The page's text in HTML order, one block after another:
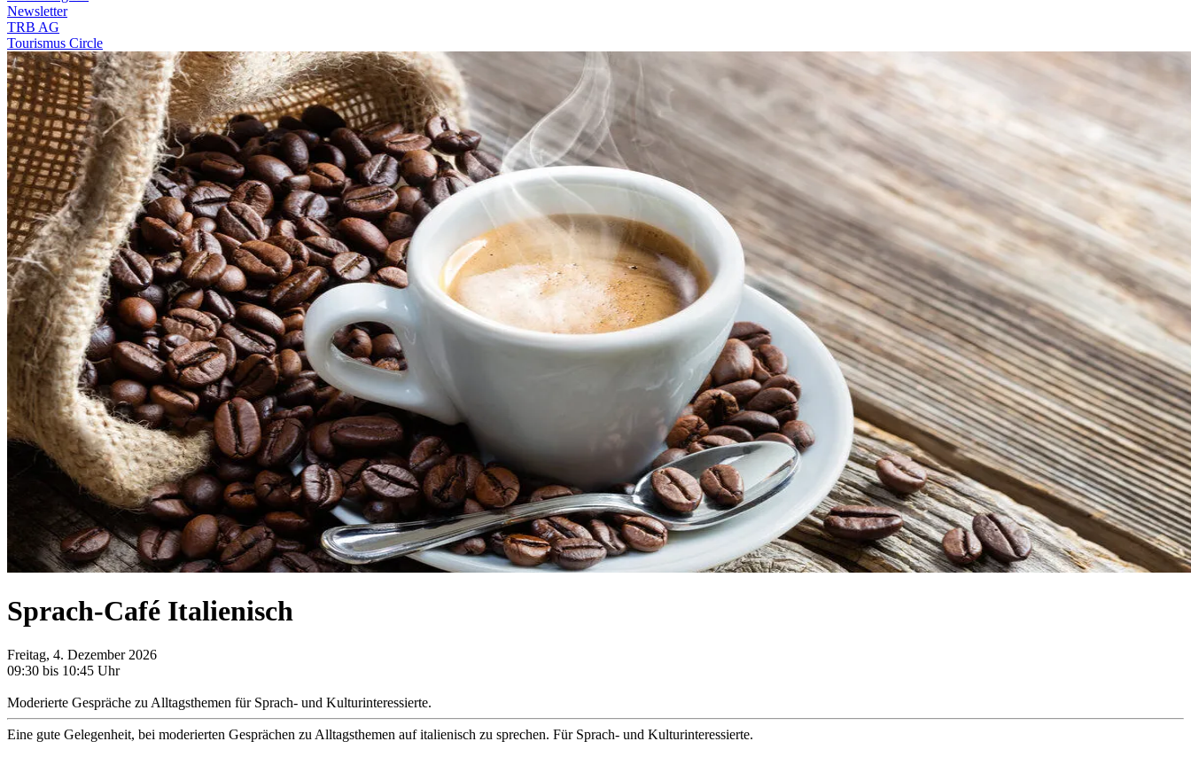
Newsletter
TRB AG
Tourismus Circle
Sprach-Café Italienisch
Freitag, 4. Dezember 2026
09:30 bis 10:45 Uhr
Moderierte Gespräche zu Alltagsthemen für Sprach- und Kulturinteressierte.
Eine gute Gelegenheit, bei moderierten Gesprächen zu Alltagsthemen auf italienisch zu sprechen. Für Sprach- und Kulturinteressierte.